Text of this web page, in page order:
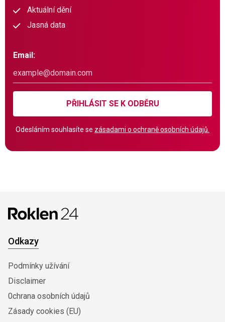
Aktuální dění
Jasná data
Email:
PŘIHLÁSIT SE K ODBĚRU
Odesláním souhlasíte se zásadami o ochraně osobních údajů.
Odkazy
Podmínky užívání
Disclaimer
0chrana osobních údajů
Zásady cookies (EU)